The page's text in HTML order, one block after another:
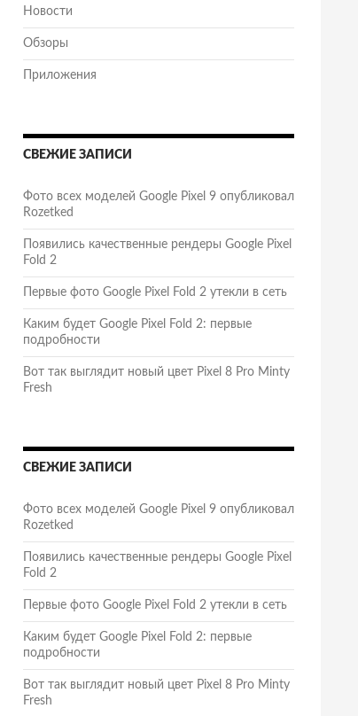
Новости
Обзоры
Приложения
СВЕЖИЕ ЗАПИСИ
Фото всех моделей Google Pixel 9 опубликовал
Rozetked
Появились качественные рендеры Google Pixel
Fold 2
Первые фото Google Pixel Fold 2 утекли в сеть
Каким будет Google Pixel Fold 2: первые
подробности
Вот так выглядит новый цвет Pixel 8 Pro Minty
Fresh
СВЕЖИЕ ЗАПИСИ
Фото всех моделей Google Pixel 9 опубликовал
Rozetked
Появились качественные рендеры Google Pixel
Fold 2
Первые фото Google Pixel Fold 2 утекли в сеть
Каким будет Google Pixel Fold 2: первые
подробности
Вот так выглядит новый цвет Pixel 8 Pro Minty
Fresh